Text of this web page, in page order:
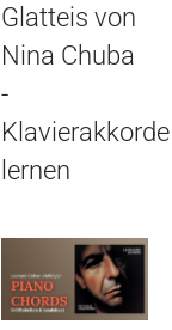
Glatteis von
Nina Chuba
-
Klavierakkorde
lernen